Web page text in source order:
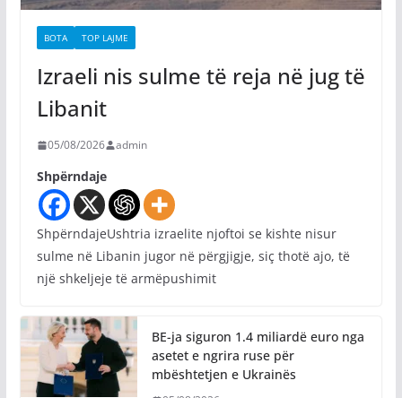
BOTA TOP LAJME
Izraeli nis sulme të reja në jug të
Libanit
05/08/2026 admin
Shpërndaje
ShpërndajeUshtria izraelite njoftoi se kishte nisur
sulme në Libanin jugor në përgjigje, siç thotë ajo, të
një shkeljeje të armëpushimit
BE-ja siguron 1.4 miliardë euro nga
asetet e ngrira ruse për
mbështetjen e Ukrainës